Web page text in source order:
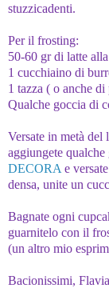
stuzzicadenti.
Per il frosting:
50-60 gr di latte
1 cucchiaino di
1 tazza ( o anche
Qualche goccia di
Versate in metà del
aggiungete
DECORA e
densa, unite un
Bagnate ogni
guarnitelo con il
(un altro mio
Bacionissimi, Flavia